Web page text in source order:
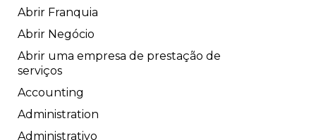
Abrir Franquia
Abrir Negócio
Abrir uma empresa de prestação de
serviços
Accounting
Administration
Administrativo